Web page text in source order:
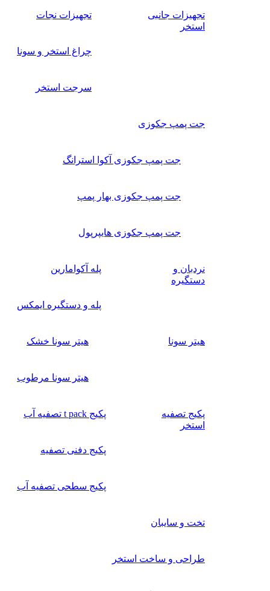
تجهیزات جانبی
استخر
تجهیزات نجات
چراغ استخر و سونا
سرجت استخر
جت پمپ جکوزی
جت پمپ جکوزی آکوا استرانگ
جت پمپ جکوزی بهار پمپ
جت پمپ جکوزی هایپرپول
نردبان و
دستگیره
پله آکوامارین
پله و دستگیره ایمکس
هیتر سونا هیتر سونا خشک
هیتر سونا مرطوب
پکیج تصفیه
استخر
پکیج t pack تصفیه آب
پکیج دفنی تصفیه
پکیج سطحی تصفیه آب
تخت و سایبان
طراحی و ساخت استخر